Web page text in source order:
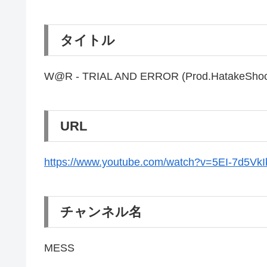
タイトル
W@R - TRIAL AND ERROR
URL
https://www.youtube.com/watch?v=5EI-
チャンネル名
MESS